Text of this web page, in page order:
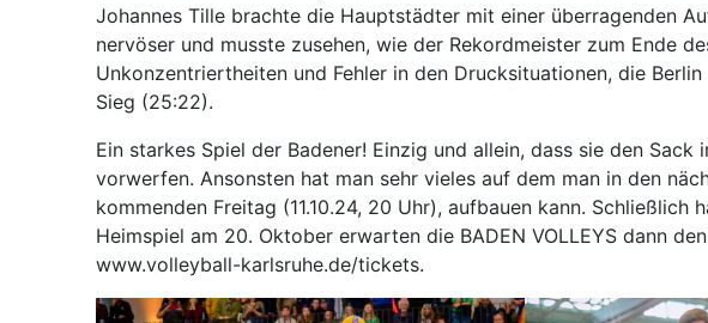
Johannes Tille brachte die Hauptstädter mit einer überragenden
nervöser und musste zusehen, wie der Rekordmeister zum Ende
Unkonzentriertheiten und Fehler in den Drucksituationen, die
Sieg (25:22).
Ein starkes Spiel der Badener! Einzig und allein, dass sie den
vorwerfen. Ansonsten hat man sehr vieles auf dem man in den
kommenden Freitag (11.10.24, 20 Uhr), aufbauen kann.
Heimspiel am 20. Oktober erwarten die BADEN VOLLEYS dann
www.volleyball-karlsruhe.de/tickets.